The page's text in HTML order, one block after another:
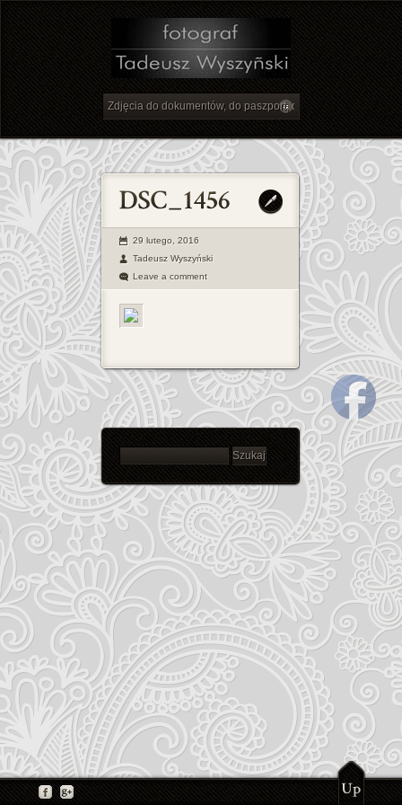
29 lutego, 2016
Tadeusz Wyszyński
Leave a comment